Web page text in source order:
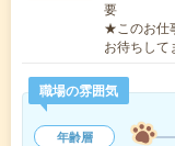
要
★このお仕
お待ちし
職場の雰囲気
年齢層